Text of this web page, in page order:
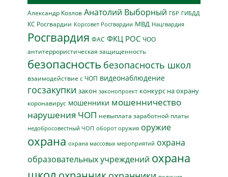
Александр Козлов Анатолий Выборный ГБР ГИБДД
КС Росгвардии Корсовет Росгвардии МВД Нацгвардия
Росгвардия ФАС ФКЦ РОС ЧОО
антитеррористическая защищенность
безопасность безопасность школ
взаимодействие с ЧОП видеонаблюдение
госзакупки закон законопроект конкурс на охрану
коронавирус мошенники мошенничество
нарушения ЧОП невыплата заработной платы
недобросовестный ЧОП оборот оружия оружие
охрана охрана массовых мероприятий охрана
образовательных учреждений охрана